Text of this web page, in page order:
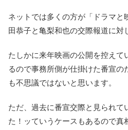
ネットでは多くの方が「ドラマと
田恭子と亀梨和也の交際報道に対
たしかに来年映画の公開を控えて
るので事務所側が仕掛けた番宣の
も不思議ではないと思います。
ただ、過去に番宣交際と見られて
た！ッていうケースもあるので真